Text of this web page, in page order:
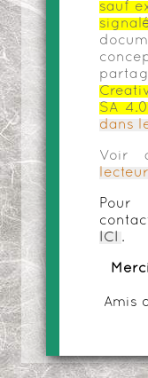
sauf
SA 4.0
dans
Voir
Pour
ICI
.
Amis